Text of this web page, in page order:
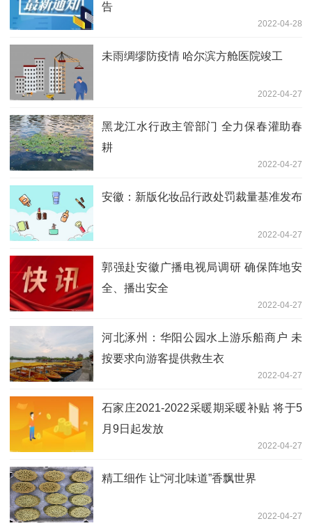
告
2022-04-28
未雨绸缪防疫情 哈尔滨方舱医院竣工
2022-04-27
黑龙江水行政主管部门 全力保春灌助春
耕
2022-04-27
安徽：新版化妆品行政处罚裁量基准发布
2022-04-27
郭强赴安徽广播电视局调研 确保阵地安
全、播出安全
2022-04-27
河北涿州：华阳公园水上游乐船商户 未
按要求向游客提供救生衣
2022-04-27
石家庄2021-2022采暖期采暖补贴 将于5
月9日起发放
2022-04-27
精工细作 让“河北味道”香飘世界
2022-04-27